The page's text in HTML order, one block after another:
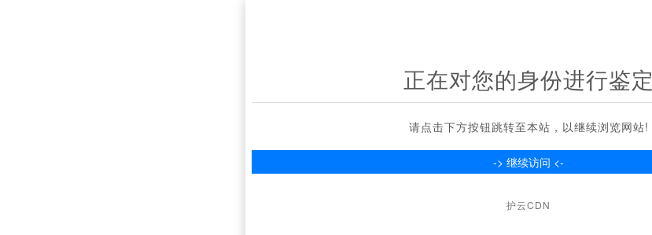
正在对您的身份进行鉴定
请点击下方按钮跳转至本站，以继续浏览网站!
护云CDN